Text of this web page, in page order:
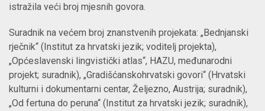
istražila veći broj mjesnih govora.
Suradnik na većem broj znanstvenih projekata: „Bednjanski
rječnik“ (Institut za hrvatski jezik; voditelj projekta),
„Općeslavenski lingvistički atlas“, HAZU, međunarodni
projekt; suradnik), „Gradišćanskohrvatski govori“ (Hrvatski
kulturni i dokumentarni centar, Željezno, Austrija; suradnik),
„Od fertuna do peruna“ (Institut za hrvatski jezik; suradnik),